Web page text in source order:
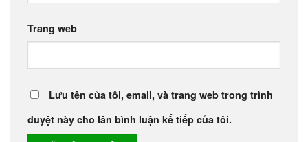
Trang web
Lưu tên của tôi, email, và trang web trong trình
duyệt này cho lần bình luận kế tiếp của tôi.